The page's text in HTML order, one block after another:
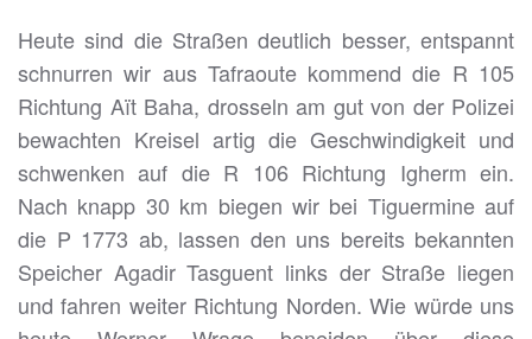
Heute sind die Straßen deutlich besser, entspannt
schnurren wir aus Tafraoute kommend die R 105
Richtung Aït Baha, drosseln am gut von der Polizei
bewachten Kreisel artig die Geschwindigkeit und
schwenken auf die R 106 Richtung Igherm ein.
Nach knapp 30 km biegen wir bei Tiguermine auf
die P 1773 ab, lassen den uns bereits bekannten
Speicher Agadir Tasguent links der Straße liegen
und fahren weiter Richtung Norden. Wie würde uns